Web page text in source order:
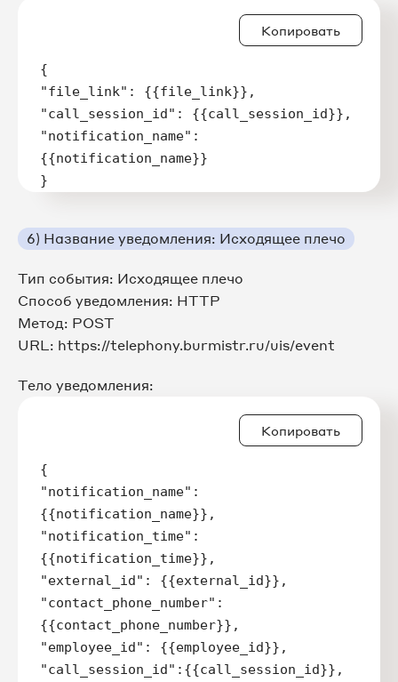
Копировать
{
"file_link": {{file_link}},
"call_session_id": {{call_session_id}},
"notification_name":
{{notification_name}}
}
6) Название уведомления: Исходящее плечо
Тип события: Исходящее плечо
Способ уведомления: HTTP
Метод: POST
URL: https://telephony.burmistr.ru/uis/event
Тело уведомления:
Копировать
{
"notification_name":
{{notification_name}},
"notification_time":
{{notification_time}},
"external_id": {{external_id}},
"contact_phone_number":
{{contact_phone_number}},
"employee_id": {{employee_id}},
"call_session_id":{{call_session_id}},